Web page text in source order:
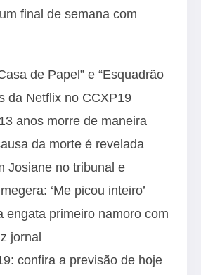
final de semana com
de Papel” e “Esquadrão
da Netflix no CCXP19
anos morre de maneira
da morte é revelada
Josiane no tribunal e
‘Me picou inteiro’
engata primeiro namoro com
jornal
confira a previsão de hoje